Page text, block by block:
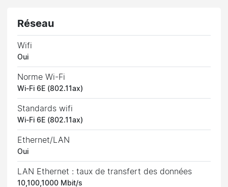
Réseau
Wifi
Oui
Norme Wi-Fi
Wi-Fi 6E (802.11ax)
Standards wifi
Wi-Fi 6E (802.11ax)
Ethernet/LAN
Oui
LAN Ethernet : taux de transfert des données
10,100,1000 Mbit/s